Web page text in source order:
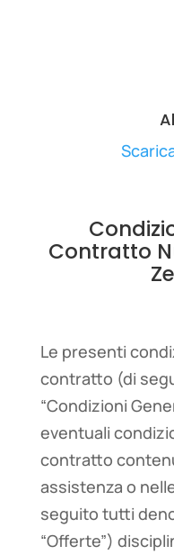
Contratto
Le presenti
contratto (di
“Condizioni
eventuali
contratto
assistenza o
seguito tutti
“Offerte”)